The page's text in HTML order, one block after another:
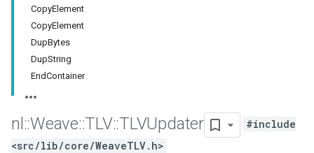
CopyElement
CopyElement
DupBytes
DupString
EndContainer
nl ::Weave::TLV::TLVUpdater
#include
<src/lib/core/WeaveTLV.h>